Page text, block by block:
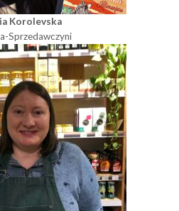
Korolevska
Sprzedawczyni